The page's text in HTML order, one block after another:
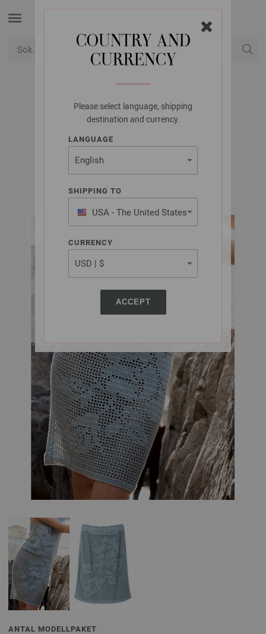
COUNTRY AND
CURRENCY
Please select language, shipping
destination and currency.
LANGUAGE
SHIPPING TO
USA - The United States
of America
CURRENCY
ACCEPT
LANA GROSSA
KJOL SOLO LINO
FILATI Häkeln No. 9 | Modell 25
ANTAL MODELLPAKET